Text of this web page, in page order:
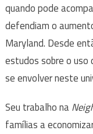
quando pode
defendiam o
Maryland. Desde
estudos sobre o uso
se envolver neste
Seu trabalho na
famílias a